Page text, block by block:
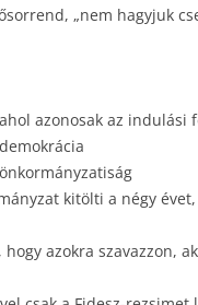
„nem hagyjuk
azonosak az indulási
kitölti a négy
azokra szavazzon,